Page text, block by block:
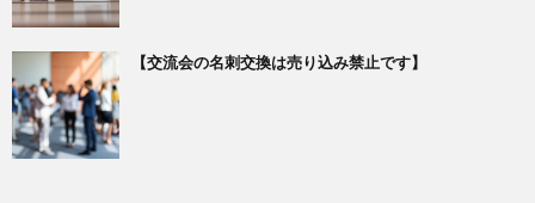
【交流会の名刺交換は売り込み禁止です】